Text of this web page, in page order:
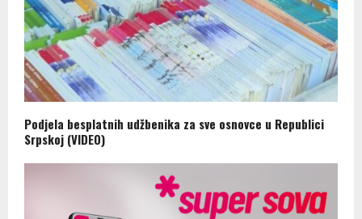
Podjela besplatnih udžbenika za sve osnovce u Republici
Srpskoj (VIDEO)